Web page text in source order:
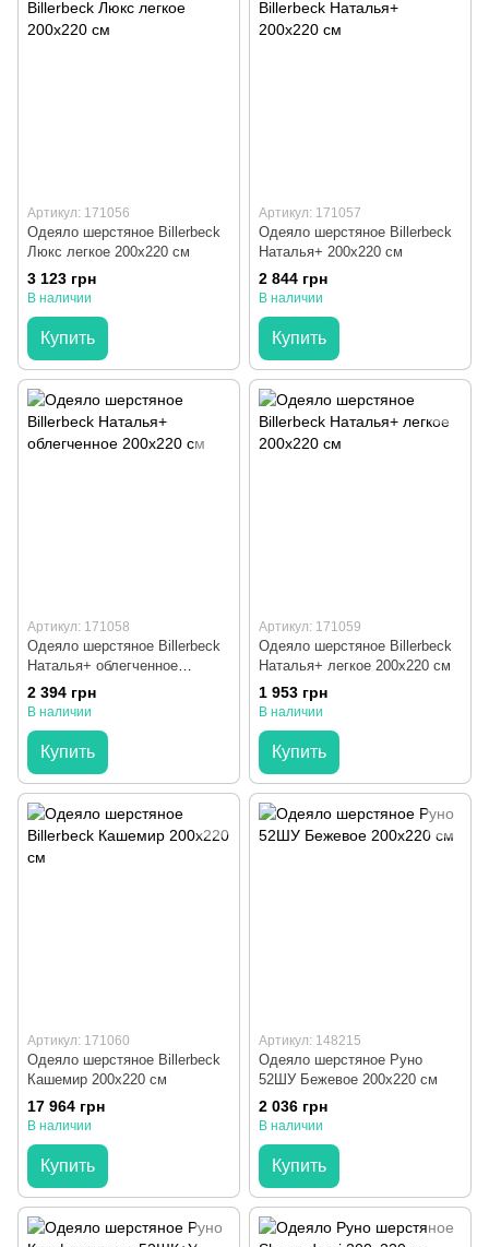
Артикул: 171056
Одеяло шерстяное Billerbeck
Люкс легкое 200x220 см
3 123 грн
В наличии
Купить
Артикул: 171057
Одеяло шерстяное Billerbeck
Наталья+ 200x220 см
2 844 грн
В наличии
Купить
Артикул: 171058
Одеяло шерстяное Billerbeck
Наталья+ облегченное
200x220 см
2 394 грн
В наличии
Купить
Артикул: 171059
Одеяло шерстяное Billerbeck
Наталья+ легкое 200x220 см
1 953 грн
В наличии
Купить
Артикул: 171060
Одеяло шерстяное Billerbeck
Кашемир 200x220 см
17 964 грн
В наличии
Купить
Артикул: 148215
Одеяло шерстяное Руно
52ШУ Бежевое 200x220 см
2 036 грн
В наличии
Купить